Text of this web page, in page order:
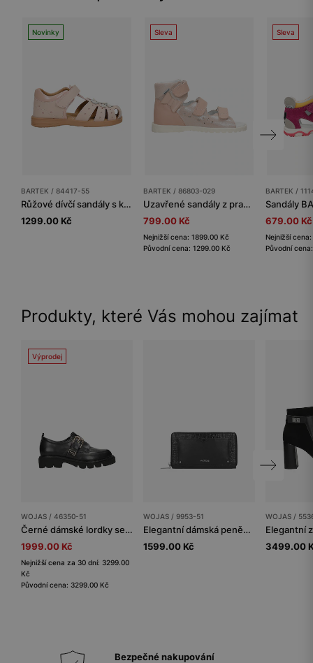
Novinky
BARTEK / 84417-55
Růžové dívčí sandály s květinovým zdobením ze fóliované štípenky
1299.00 Kč
Sleva
BARTEK / 86803-029
Uzavřené sandály z pravé kůže pro dívky BARTEK 86803-029
799.00 Kč
Nejnižší cena: 1899.00 Kč
Původní cena: 1299.00 Kč
Sleva
BARTEK /
679.00 Kč
Nejnižší
Původní
Produkty, které Vás mohou zajímat
Výprodej
WOJAS / 46350-51
Černé dámské lordky se zlatou přezkou
1999.00 Kč
Nejnižší cena za 30 dní: 3299.00
Kč
Původní cena: 3299.00 Kč
WOJAS / 9953-51
Elegantní dámská peněženka z černé lícové kůže
1599.00 Kč
WOJAS /
3499.00
Bezpečné nakupování